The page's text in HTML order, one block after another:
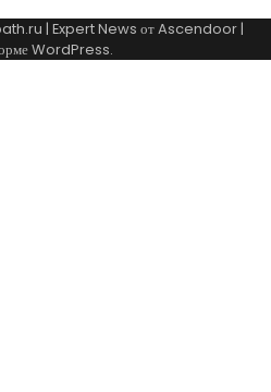
| Expert News отAscendoor|
WordPress.